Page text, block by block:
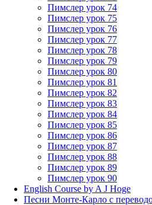
Пимслер урок 74
Пимслер урок 75
Пимслер урок 76
Пимслер урок 77
Пимслер урок 78
Пимслер урок 79
Пимслер урок 80
Пимслер урок 81
Пимслер урок 82
Пимслер урок 83
Пимслер урок 84
Пимслер урок 85
Пимслер урок 86
Пимслер урок 87
Пимслер урок 88
Пимслер урок 89
Пимслер урок 90
English Course by A J Hoge
Песни Монте-Карло с